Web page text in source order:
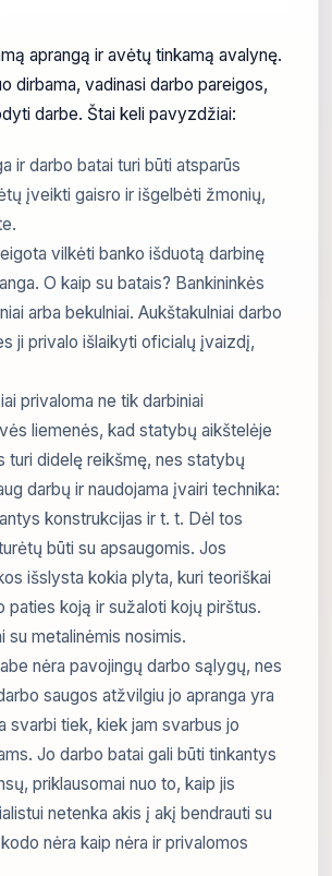
aprangą ir avėtų tinkamą avalynę.
dirbama, vadinasi darbo pareigos,
darbe. Štai keli pavyzdžiai:
ir darbo batai turi būti atsparūs
įveikti gaisro ir išgelbėti žmonių,
vilkėti banko išduotą darbinę
O kaip su batais? Bankininkės
arba bekulniai. Aukštakulniai darbo
ji privalo išlaikyti oficialų įvaizdį,
privaloma ne tik darbiniai
liemenės, kad statybų aikštelėje
turi didelę reikšmę, nes statybų
darbų ir naudojama įvairi technika:
konstrukcijas ir t. t. Dėl tos
būti su apsaugomis. Jos
išslysta kokia plyta, kuri teoriškai
paties koją ir sužaloti kojų pirštus.
su metalinėmis nosimis.
nėra pavojingų darbo sąlygų, nes
saugos atžvilgiu jo apranga yra
svarbi tiek, kiek jam svarbus jo
Jo darbo batai gali būti tinkantys
priklausomai nuo to, kaip jis
netenka akis į akį bendrauti su
nėra kaip nėra ir privalomos